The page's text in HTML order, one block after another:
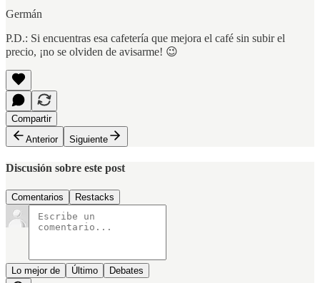
Germán
P.D.: Si encuentras esa cafetería que mejora el café sin subir el
precio, ¡no se olviden de avisarme! 😉
Compartir
Anterior
Siguiente
Discusión sobre este post
Comentarios Restacks
Lo mejor de Último Debates